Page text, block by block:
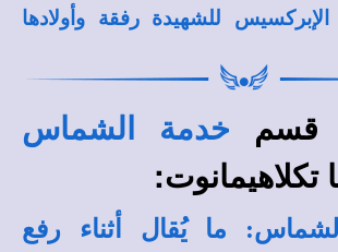
للشهيدة رفقة وأولادها
قسم خدمة الشماس
تكلاهيمانوت:
ما يُقال أثناء رفع